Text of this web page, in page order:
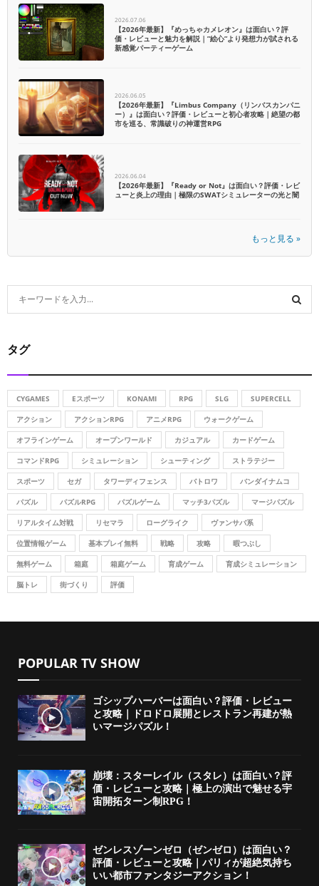
2026.07.06
【2026年最新】『めっちゃカメレオン』は面白い？評
価・レビューと魅力を解説｜”絵心”より発想力が試される
新感覚パーティーゲーム
2026.06.05
【2026年最新】『Limbus Company（リンバスカンパニ
ー）』は面白い？評価・レビューと初心者攻略｜絶望の都
市を巡る、常識破りの神運営RPG
2026.06.04
【2026年最新】『Ready or Not』は面白い？評価・レビ
ューと炎上の理由｜極限のSWATシミュレーターの光と闇
もっと見る »
c
r
:
H
タグ
CYGAMES Eスポーツ KONAMI RPG SLG SUPERCELL
アクション アクションRPG アニメRPG ウォークゲーム
オフラインゲーム オープンワールド カジュアル カードゲーム
コマンドRPG シミュレーション シューティング ストラテジー
スポーツ セガ タワーディフェンス バトロワ バンダイナムコ
パズル パズルRPG パズルゲーム マッチ3パズル マージパズル
リアルタイム対戦 リセマラ ローグライク ヴァンサバ系
位置情報ゲーム 基本プレイ無料 戦略 攻略 暇つぶし
無料ゲーム 箱庭 箱庭ゲーム 育成ゲーム 育成シミュレーション
脳トレ 街づくり 評価
POPULAR TV SHOW
ゴシップハーバーは面白い？評価・レビュー
と攻略｜ドロドロ展開とレストラン再建が熱
いマージパズル！
崩壊：スターレイル（スタレ）は面白い？評
価・レビューと攻略｜極上の演出で魅せる宇
宙開拓ターン制RPG！
ゼンレスゾーンゼロ（ゼンゼロ）は面白い？
評価・レビューと攻略｜パリィが超絶気持ち
いい都市ファンタジーアクション！